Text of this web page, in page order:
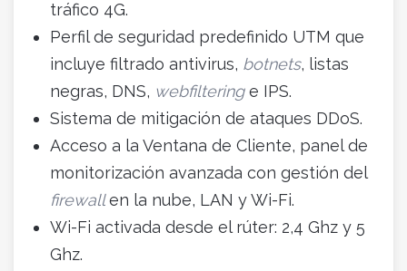
tráfico 4G.
Perfil de seguridad predefinido UTM que
incluye filtrado antivirus, botnets, listas
negras, DNS, webfilteringe IPS.
Sistema de mitigación de ataques DDoS.
Acceso a la Ventana de Cliente, panel de
monitorización avanzada con gestión del
firewallen la nube, LAN y Wi-Fi.
Wi-Fi activada desde el rúter: 2,4 Ghz y 5
Ghz.